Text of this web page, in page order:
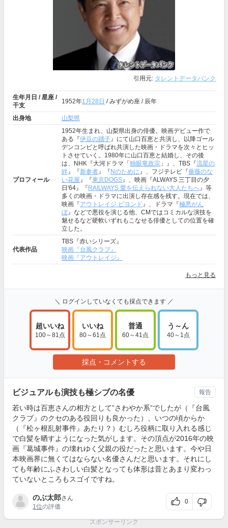
引用元: タレントデータバンク
生年月日 / 星座 /
干支
1952年1月28日 / みずがめ座 / 辰年
出身地 山梨県
プロフィール
1952年生まれ、山梨県出身の俳優。映画デビュー作で
ある『伊豆の踊子』にて山口百恵と共演し、以降ゴール
デンコンビと呼ばれ共演した映画・ドラマを次々とヒッ
トさせていく。1980年に山口百恵と結婚し、その後
は、NHK『大河ドラマ「 独眼竜政宗 」』、TBS『流星の
絆』『新参者』『 Nのために』、フジテレビ『薔薇のな
い花屋』『東京DOGS』、映画『ALWAYS 三丁目の夕
日'64』『 RAILWAYS 愛を伝えられない大人たちへ』等
多くの映画・ドラマに出演し存在感を残す。現在では、
映画『アウトレイジ ビヨンド』、ドラマ『極悪がん
ぼ』などで悪役を演じる他、CMではコミカルな演技を
魅せるなど硬軟いずれもこなせる俳優としての位置を確
立した。
代表作品
TBS『赤いシリーズ』
映画『台風クラブ』
映画『アウトレイジ』
もっと見る
＼ ログインしていなくても採点できます ／
超いいね
100～81点
いいね
80～61点
普通
60～41点
う～ん
40～1点
採点・コメントする
ビジュアルも演技も極シブの名優
若い時は百恵さんの相方として”さわやか系”でしたが（『台風
クラブ』のクセのある役回りも良かった）、いつの頃からか
（『松ヶ根乱射事件』あたり？）むしろ役柄に取り入れる感じ
で白髪を晒すようになった気がします。その頂点が2016年の映
画『葛城事件』の壊れゆく父親の役だったと思います。今や日
本映画界に無くてはならない名優さんだと思います。それにし
ても年齢にふさわしい白髪となっても体形は昔とあまり変わっ
ていないところもスゴイですね。
のぶ太郎さん
1位の評価
0
報告
スポンサーリンク